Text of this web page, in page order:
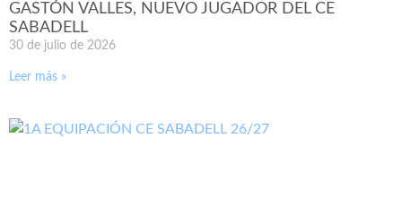
GASTÓN VALLES, NUEVO JUGADOR DEL CE
SABADELL
30 de julio de 2026
Leer más »